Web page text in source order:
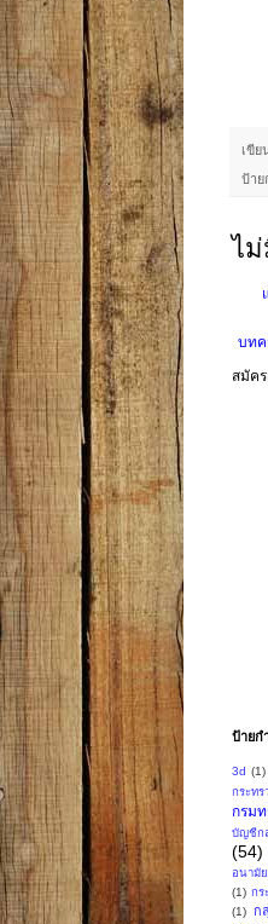
เขีย
ป้าย
ไ
บทค
สมัค
ป้ายก
3d (1)
กระทร
กรม
บัญชีก
(54)
อนามัย
(1) กร
(1) ก